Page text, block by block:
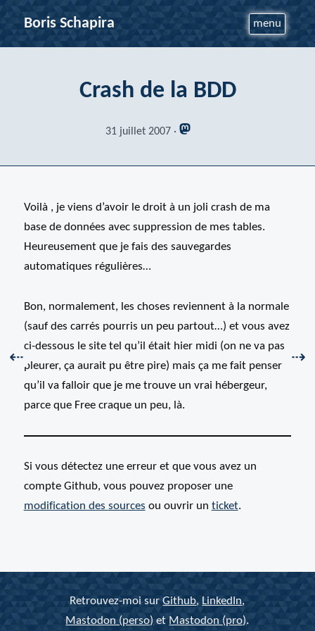
Boris Schapira menu
Crash de la BDD
31 juillet 2007
Voilà , je viens d’avoir le droit à un joli crash de ma
base de données avec suppression de mes tables.
Heureusement que je fais des sauvegardes
automatiques régulières…
Bon, normalement, les choses reviennent à la normale
(sauf des carrés pourris un peu partout…) et vous avez
ci-dessous le site tel qu’il était hier midi (on ne va pas
pleurer, ça aurait pu être pire) mais ça me fait penser
qu’il va falloir que je me trouve un vrai hébergeur,
parce que Free craque un peu, là.
Si vous détectez une erreur et que vous avez un
compte Github, vous pouvez proposer une
modification des sources ou ouvrir un ticket.
Précédent :
⇠ ⇢
Retrouvez-moi surGithub, LinkedIn,
Mastodon (perso) et Mastodon (pro).